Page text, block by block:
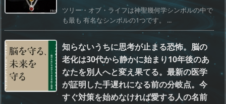
ツリー・オブ・ライフは神聖幾何学シンボルの中で
も最も 有名なシンボルの1つです。 ...
知らないうちに思考が止まる恐怖。脳の
老化は30代から静かに始まり10年後のあ
なたを別人へと変え果てる。最新の医学
が証明した手遅れになる前の分岐点。今
すぐ対策を始めなければ愛する人の名前